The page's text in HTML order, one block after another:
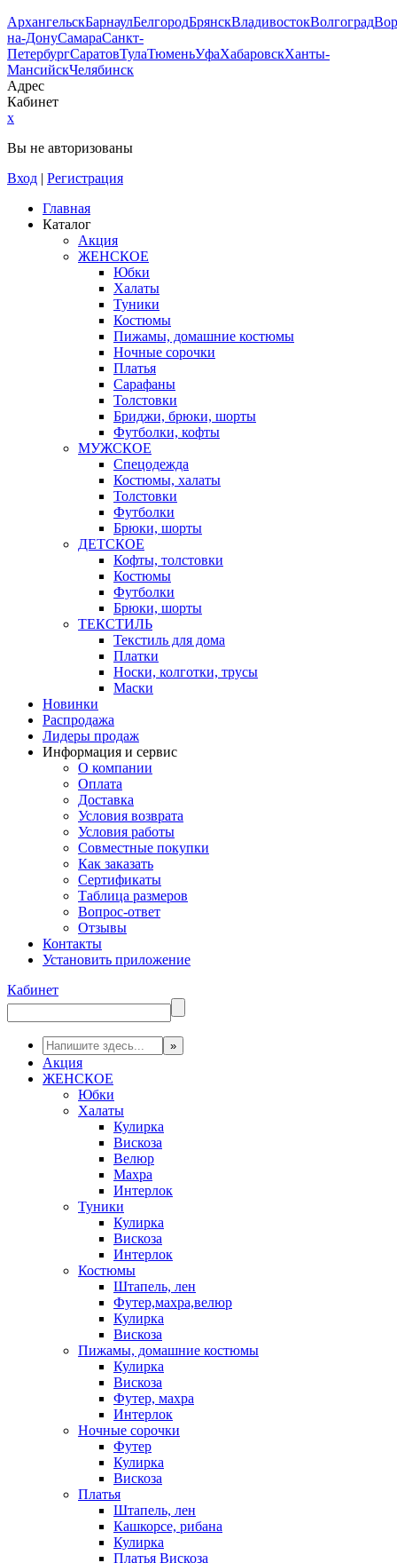
АрхангельскБарнаулБелгородБрянскВладивостокВолгоград
на-ДонуСамараСанкт-
ПетербургСаратовТулаТюменьУфаХабаровскХанты-
МансийскЧелябинск
Адрес
Кабинет
x
Вы не авторизованы
Вход | Регистрация
Главная
Каталог
Акция
ЖЕНСКОЕ
Юбки
Халаты
Туники
Костюмы
Пижамы, домашние костюмы
Ночные сорочки
Платья
Сарафаны
Толстовки
Бриджи, брюки, шорты
Футболки, кофты
МУЖСКОЕ
Спецодежда
Костюмы, халаты
Толстовки
Футболки
Брюки, шорты
ДЕТСКОЕ
Кофты, толстовки
Костюмы
Футболки
Брюки, шорты
ТЕКСТИЛЬ
Текстиль для дома
Платки
Носки, колготки, трусы
Маски
Новинки
Распродажа
Лидеры продаж
Информация и сервис
О компании
Оплата
Доставка
Условия возврата
Условия работы
Совместные покупки
Как заказать
Сертификаты
Таблица размеров
Вопрос-ответ
Отзывы
Контакты
Установить приложение
Кабинет
Акция
ЖЕНСКОЕ
Юбки
Халаты
Кулирка
Вискоза
Велюр
Махра
Интерлок
Туники
Кулирка
Вискоза
Интерлок
Костюмы
Штапель, лен
Футер,махра,велюр
Кулирка
Вискоза
Пижамы, домашние костюмы
Кулирка
Вискоза
Футер, махра
Интерлок
Ночные сорочки
Футер
Кулирка
Вискоза
Платья
Штапель, лен
Кашкорсе, рибана
Кулирка
Платья Вискоза